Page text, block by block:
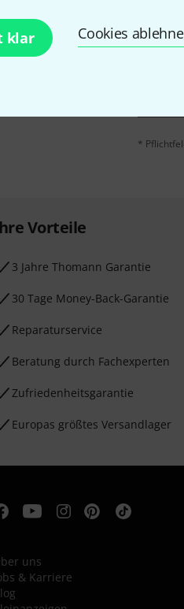
klar Cookies
mit etwas Glück
E-
Mit Klick
*
Vorteile
3 Jahre Thomann Garantie
30 Tage Money-Back-Garantie
Reparaturservice
Beratung durch Fachexperten
Zufriedenheitsgarantie
Europas größtes Versandlager
uns
& Karriere